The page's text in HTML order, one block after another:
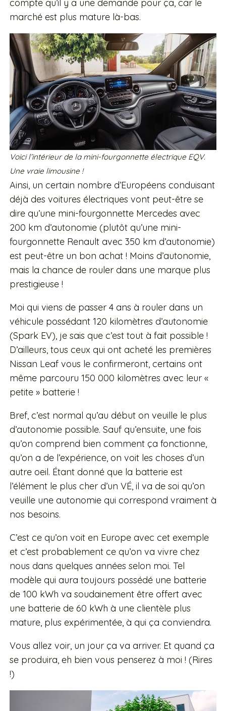
compte qu’il y a une demande pour ça, car le
marché est plus mature là-bas.
Voici l’intérieur de la mini-fourgonnette électrique EQV.
Une vraie limousine !
Ainsi, un certain nombre d’Européens conduisant
déjà des voitures électriques vont peut-être se
dire qu’une mini-fourgonnette Mercedes avec
200 km d’autonomie (plutôt qu’une mini-
fourgonnette Renault avec 350 km d’autonomie)
est peut-être un bon achat ! Moins d’autonomie,
mais la chance de rouler dans une marque plus
prestigieuse !
Moi qui viens de passer 4 ans à rouler dans un
véhicule possédant 120 kilomètres d’autonomie
(Spark EV), je sais que c’est tout à fait possible !
D’ailleurs, tous ceux qui ont acheté les premières
Nissan Leaf vous le confirmeront, certains ont
même parcouru 150 000 kilomètres avec leur «
petite » batterie !
Bref, c’est normal qu’au début on veuille le plus
d’autonomie possible. Sauf qu’ensuite, une fois
qu’on comprend bien comment ça fonctionne,
qu’on a de l’expérience, on voit les choses d’un
autre oeil. Étant donné que la batterie est
l’élément le plus cher d’un VÉ, il va de soi qu’on
veuille une autonomie qui correspond vraiment à
nos besoins.
C’est ce qu’on voit en Europe avec cet exemple
et c’est probablement ce qu’on va vivre chez
nous dans quelques années selon moi. Tel
modèle qui aura toujours possédé une batterie
de 100 kWh va soudainement être offert avec
une batterie de 60 kWh à une clientèle plus
mature, plus expérimentée, à qui ça conviendra.
Vous allez voir, un jour ça va arriver. Et quand ça
se produira, eh bien vous penserez à moi ! (Rires
!)